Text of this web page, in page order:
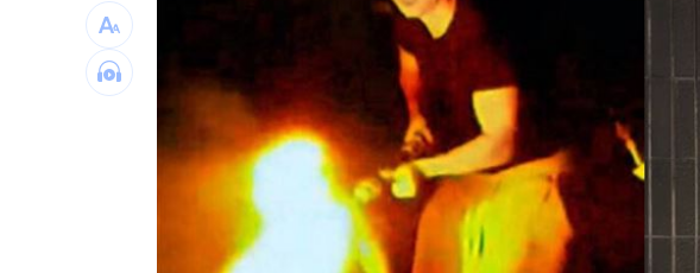
男駕車至議員服務處嗆開槍 台中警抓到了
新／Sandisk挫5%！台指期翻紅站回44000點
台灣彩券開獎直播中 20:31
LIVE三立+24小時直播 15:27
三立iNEWS新聞台線上直播